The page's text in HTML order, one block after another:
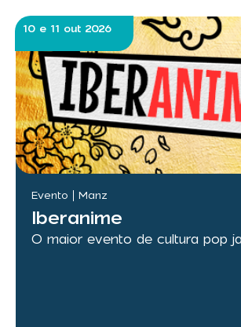
10 e 11 out 2026
Evento Manz
Iberanime
O maior evento de cultura pop